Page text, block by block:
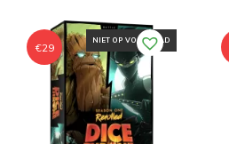
NIET OP VOORRAAD
€29